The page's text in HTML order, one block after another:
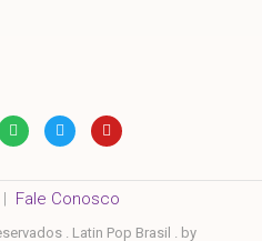
| Fale Conosco
. Latin Pop Brasil . by